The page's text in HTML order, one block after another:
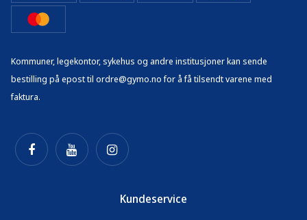
Kommuner, legekontor, sykehus og andre institusjoner kan sende
bestilling på epost til ordre@gymo.no for å få tilsendt varene med
faktura.
Kundeservice